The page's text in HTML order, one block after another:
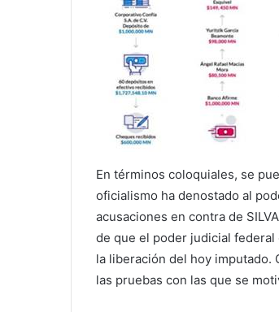
En términos coloquiales, se
oficialismo ha denostado al
acusaciones en contra de
de que el poder judicial
la liberación del hoy imputado.
las pruebas con las que se